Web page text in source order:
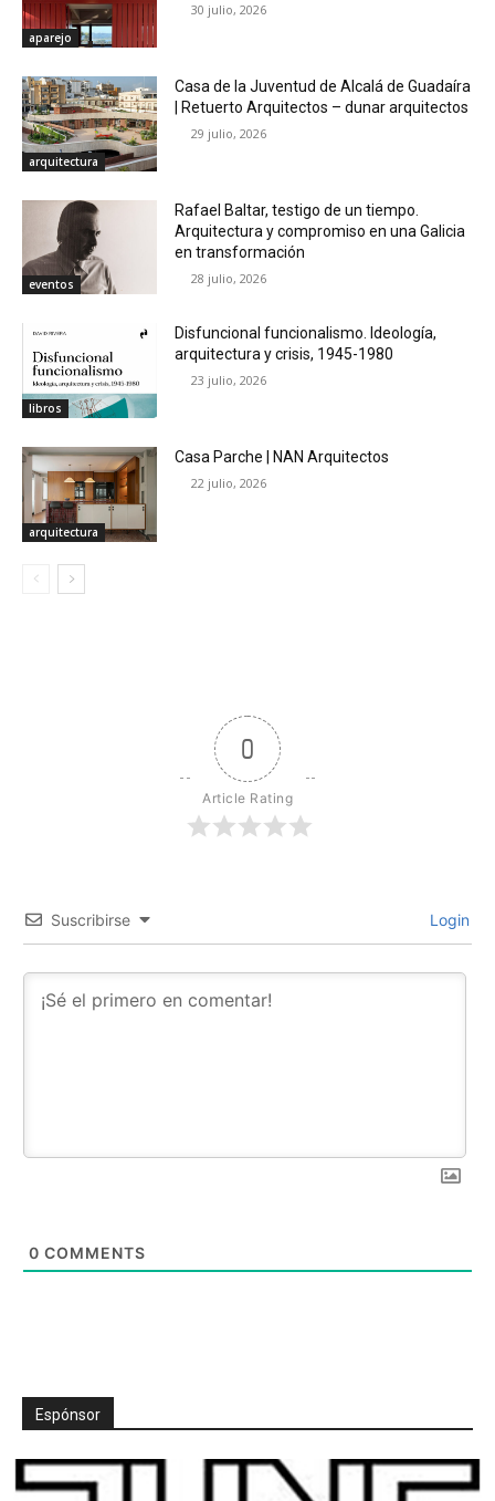
aparejo
30 julio, 2026
arquitectura
Casa de la Juventud de Alcalá de Guadaíra
| Retuerto Arquitectos – dunar arquitectos
29 julio, 2026
eventos
Rafael Baltar, testigo de un tiempo.
Arquitectura y compromiso en una Galicia
en transformación
28 julio, 2026
libros
Disfuncional funcionalismo. Ideología,
arquitectura y crisis, 1945-1980
23 julio, 2026
arquitectura
Casa Parche | NAN Arquitectos
22 julio, 2026
0
Article Rating
Suscribirse Login
0 COMMENTS
Espónsor